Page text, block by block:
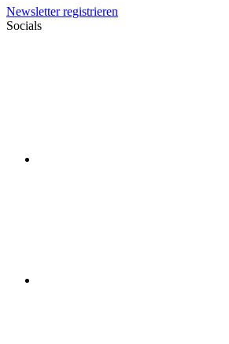
Newsletter registrieren
Socials